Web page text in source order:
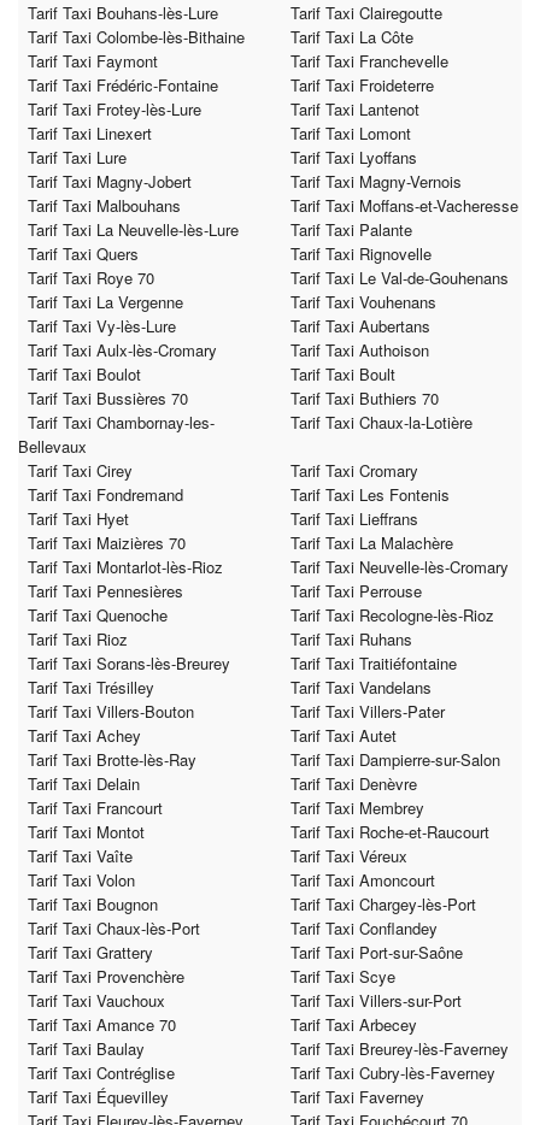
Tarif Taxi Bouhans-lès-Lure
Tarif Taxi Clairegoutte
Tarif Taxi Colombe-lès-Bithaine
Tarif Taxi La Côte
Tarif Taxi Faymont
Tarif Taxi Franchevelle
Tarif Taxi Frédéric-Fontaine
Tarif Taxi Froideterre
Tarif Taxi Frotey-lès-Lure
Tarif Taxi Lantenot
Tarif Taxi Linexert
Tarif Taxi Lomont
Tarif Taxi Lure
Tarif Taxi Lyoffans
Tarif Taxi Magny-Jobert
Tarif Taxi Magny-Vernois
Tarif Taxi Malbouhans
Tarif Taxi Moffans-et-Vacheresse
Tarif Taxi La Neuvelle-lès-Lure
Tarif Taxi Palante
Tarif Taxi Quers
Tarif Taxi Rignovelle
Tarif Taxi Roye 70
Tarif Taxi Le Val-de-Gouhenans
Tarif Taxi La Vergenne
Tarif Taxi Vouhenans
Tarif Taxi Vy-lès-Lure
Tarif Taxi Aubertans
Tarif Taxi Aulx-lès-Cromary
Tarif Taxi Authoison
Tarif Taxi Boulot
Tarif Taxi Boult
Tarif Taxi Bussières 70
Tarif Taxi Buthiers 70
Tarif Taxi Chambornay-les-
Bellevaux
Tarif Taxi Chaux-la-Lotière
Tarif Taxi Cirey
Tarif Taxi Cromary
Tarif Taxi Fondremand
Tarif Taxi Les Fontenis
Tarif Taxi Hyet
Tarif Taxi Lieffrans
Tarif Taxi Maizières 70
Tarif Taxi La Malachère
Tarif Taxi Montarlot-lès-Rioz
Tarif Taxi Neuvelle-lès-Cromary
Tarif Taxi Pennesières
Tarif Taxi Perrouse
Tarif Taxi Quenoche
Tarif Taxi Recologne-lès-Rioz
Tarif Taxi Rioz
Tarif Taxi Ruhans
Tarif Taxi Sorans-lès-Breurey
Tarif Taxi Traitiéfontaine
Tarif Taxi Trésilley
Tarif Taxi Vandelans
Tarif Taxi Villers-Bouton
Tarif Taxi Villers-Pater
Tarif Taxi Achey
Tarif Taxi Autet
Tarif Taxi Brotte-lès-Ray
Tarif Taxi Dampierre-sur-Salon
Tarif Taxi Delain
Tarif Taxi Denèvre
Tarif Taxi Francourt
Tarif Taxi Membrey
Tarif Taxi Montot
Tarif Taxi Roche-et-Raucourt
Tarif Taxi Vaîte
Tarif Taxi Véreux
Tarif Taxi Volon
Tarif Taxi Amoncourt
Tarif Taxi Bougnon
Tarif Taxi Chargey-lès-Port
Tarif Taxi Chaux-lès-Port
Tarif Taxi Conflandey
Tarif Taxi Grattery
Tarif Taxi Port-sur-Saône
Tarif Taxi Provenchère
Tarif Taxi Scye
Tarif Taxi Vauchoux
Tarif Taxi Villers-sur-Port
Tarif Taxi Amance 70
Tarif Taxi Arbecey
Tarif Taxi Baulay
Tarif Taxi Breurey-lès-Faverney
Tarif Taxi Contréglise
Tarif Taxi Cubry-lès-Faverney
Tarif Taxi Équevilley
Tarif Taxi Faverney